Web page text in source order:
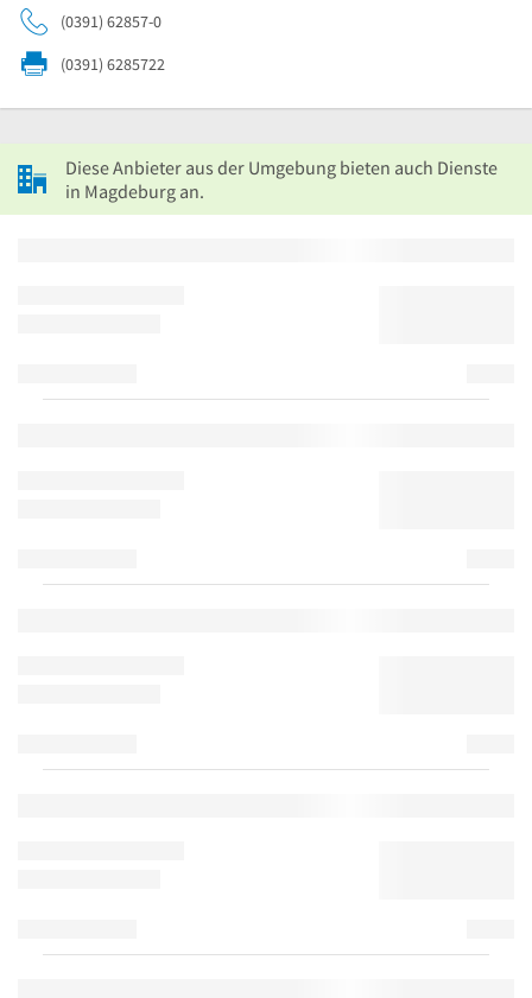
(0391) 62857-0
(0391) 6285722
Diese Anbieter aus der Umgebung bieten auch Dienste
in Magdeburg an.